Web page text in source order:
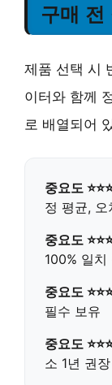
구매 전
제품 선택 시
이터와 함께
로 배열되어
중요도
정 평균,
중요도
100% 일치
중요도
필수 보유
중요도
소 1년 권장